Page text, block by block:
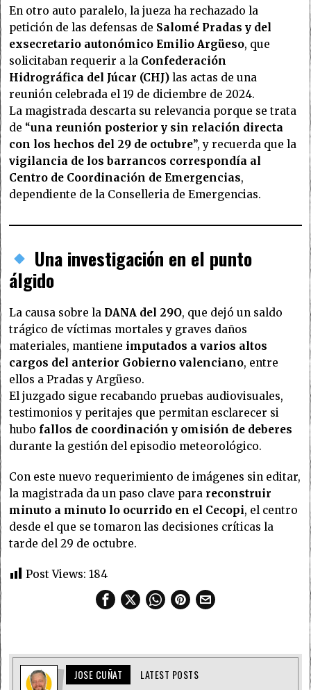
En otro auto paralelo, la jueza ha rechazado la
petición de las defensas de Salomé Pradas y del
exsecretario autonómico Emilio Argüeso, que
solicitaban requerir a la Confederación
Hidrográfica del Júcar (CHJ) las actas de una
reunión celebrada el 19 de diciembre de 2024.
La magistrada descarta su relevancia porque se trata
de “una reunión posterior y sin relación directa
con los hechos del 29 de octubre”, y recuerda que la
vigilancia de los barrancos correspondía al
Centro de Coordinación de Emergencias,
dependiente de la Conselleria de Emergencias.
Una investigación en el punto
álgido
La causa sobre la DANA del 29O, que dejó un saldo
trágico de víctimas mortales y graves daños
materiales, mantiene imputados a varios altos
cargos del anterior Gobierno valenciano, entre
ellos a Pradas y Argüeso.
El juzgado sigue recabando pruebas audiovisuales,
testimonios y peritajes que permitan esclarecer si
hubo fallos de coordinación y omisión de deberes
durante la gestión del episodio meteorológico.
Con este nuevo requerimiento de imágenes sin editar,
la magistrada da un paso clave para reconstruir
minuto a minuto lo ocurrido en el Cecopi, el centro
desde el que se tomaron las decisiones críticas la
tarde del 29 de octubre.
Post Views: 184
JOSE CUÑAT LATEST POSTS